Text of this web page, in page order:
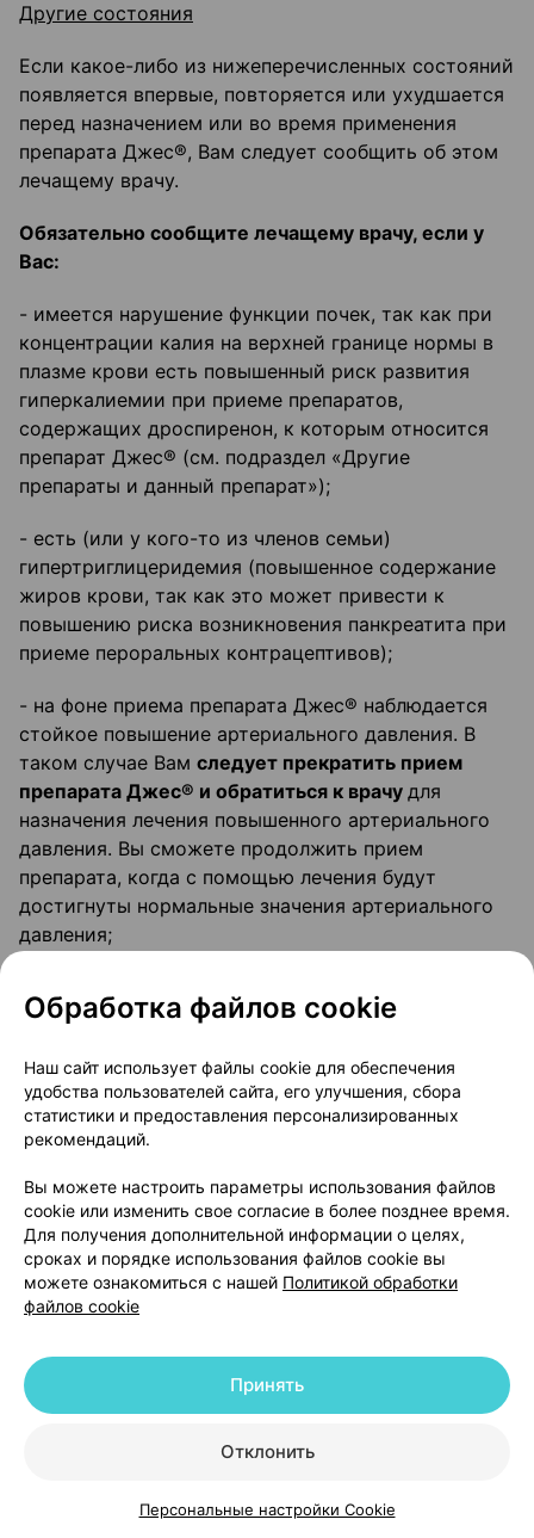
КаталогКорзинаИзбранноеПрофиль
Другие состояния
Если какое-либо из нижеперечисленных состояний
появляется впервые, повторяется или ухудшается
перед назначением или во время применения
препарата Джес®, Вам следует сообщить об этом
лечащему врачу.
Обязательно сообщите лечащему врачу, если у
Вас:
- имеется нарушение функции почек, так как при
концентрации калия на верхней границе нормы в
плазме крови есть повышенный риск развития
гиперкалиемии при приеме препаратов,
содержащих дроспиренон, к которым относится
препарат Джес® (см. подраздел «Другие
препараты и данный препарат»);
- есть (или у кого-то из членов семьи)
гипертриглицеридемия (повышенное содержание
жиров крови, так как это может привести к
повышению риска возникновения панкреатита при
приеме пероральных контрацептивов);
- на фоне приема препарата Джес® наблюдается
стойкое повышение артериального давления. В
таком случае Вам следует прекратить прием
препарата Джес® и обратиться к врачу для
назначения лечения повышенного артериального
давления. Вы сможете продолжить прием
препарата, когда с помощью лечения будут
достигнуты нормальные значения артериального
давления;
предшествующего применения половых гормонов
зуд, связанные с холестазом (блокировка потока
желчи); образование камней в желчном пузыре;
порфирия (наследственное нарушение пигментного
(хроническое аутоиммунное заболевание);
гемолитико-уремический синдром (нарушение
свертываемости крови); хорея Сиденгама
(неврологическое заболевание), герпес во время
беременности; потеря слуха, связанная с
- на фоне приема препарата Джес® наблюдается
ухудшение течения эпилепсии, болезни Крона и
язвенного колита (воспалительное заболевание
- наследственный и приобретенный
Обработка файлов cookie
Наш сайт использует файлы cookie для обеспечения
удобства пользователей сайта, его улучшения, сбора
статистики и предоставления персонализированных
рекомендаций.
Вы можете настроить параметры использования файлов
cookie или изменить свое согласие в более позднее время.
Для получения дополнительной информации о целях,
сроках и порядке использования файлов cookie вы
можете ознакомиться с нашей Политикой обработки
файлов cookie
Отклонить
Принять
Персональные настройки Cookie